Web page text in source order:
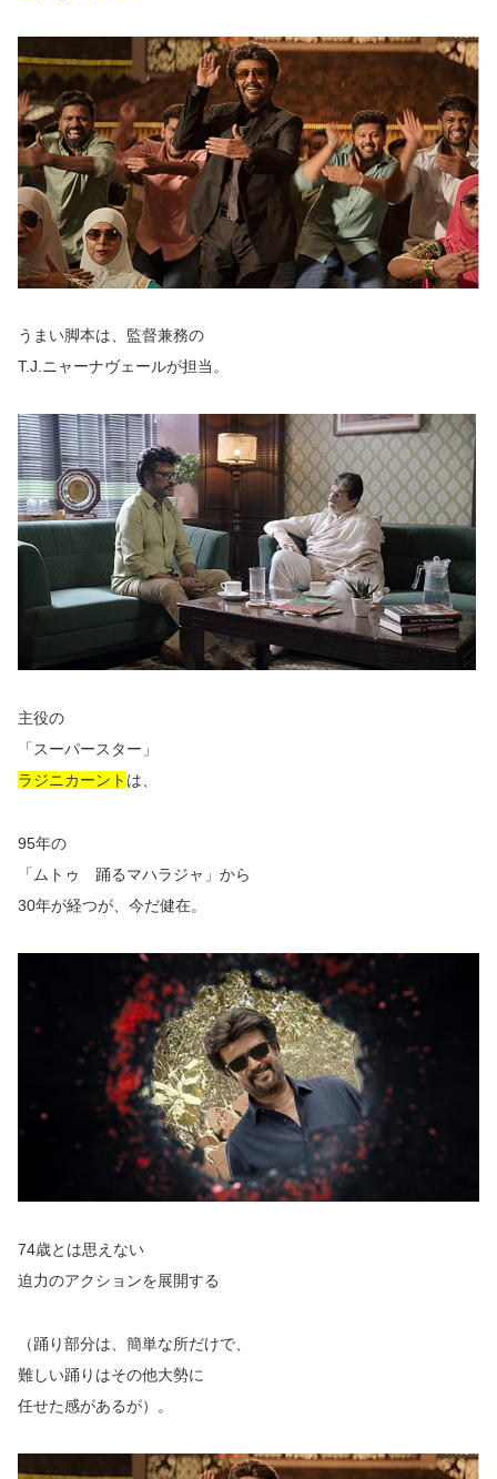
うまい脚本は、監督兼務の
T.J.ニャーナヴェールが担当。
主役の
「スーパースター」
ラジニカーント は、
95年の
「ムトゥ 踊るマハラジャ」から
30年が経つが、今だ健在。
74歳とは思えない
迫力のアクションを展開する
（踊り部分は、簡単な所だけで、
難しい踊りはその他大勢に
任せた感があるが）。